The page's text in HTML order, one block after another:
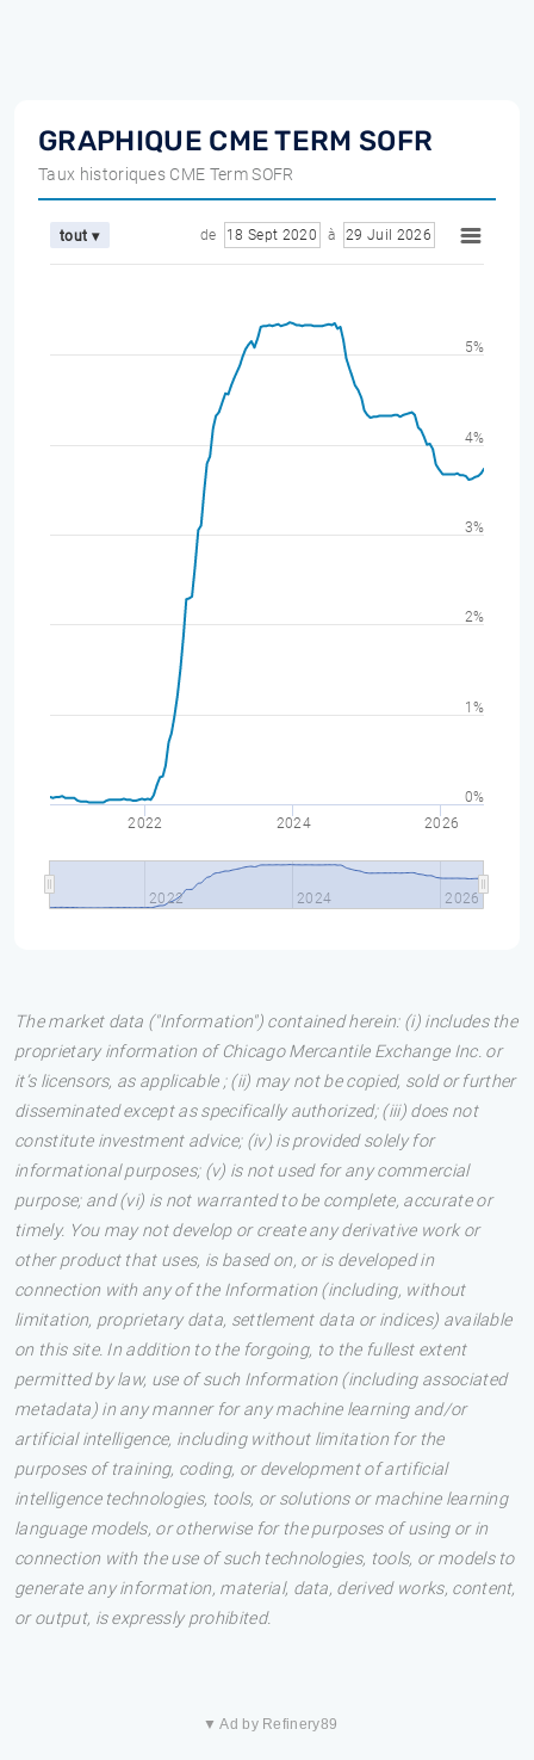
GRAPHIQUE CME TERM SOFR
Taux historiques CME Term SOFR
tout ▾ de 18 Sept 2020 à 29 Juil 2026
2022 2024 2026
2022 2024 2026
0%
1%
2%
3%
4%
5%
The market data ("Information") contained herein: (i) includes the
proprietary information of Chicago Mercantile Exchange Inc. or
it’s licensors, as applicable ; (ii) may not be copied, sold or further
disseminated except as specifically authorized; (iii) does not
constitute investment advice; (iv) is provided solely for
informational purposes; (v) is not used for any commercial
purpose; and (vi) is not warranted to be complete, accurate or
timely. You may not develop or create any derivative work or
other product that uses, is based on, or is developed in
connection with any of the Information (including, without
limitation, proprietary data, settlement data or indices) available
on this site. In addition to the forgoing, to the fullest extent
permitted by law, use of such Information (including associated
metadata) in any manner for any machine learning and/or
artificial intelligence, including without limitation for the
purposes of training, coding, or development of artificial
intelligence technologies, tools, or solutions or machine learning
language models, or otherwise for the purposes of using or in
connection with the use of such technologies, tools, or models to
generate any information, material, data, derived works, content,
or output, is expressly prohibited.
▼ Ad by Refinery89